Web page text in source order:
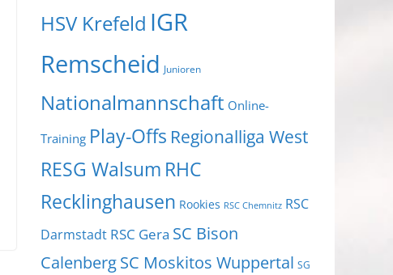
HSV Krefeld IGR
Remscheid Junioren
Nationalmannschaft Online-
Training Play-Offs Regionalliga West
RESG Walsum RHC
Recklinghausen Rookies RSC Chemnitz RSC
Darmstadt RSC Gera SC Bison
CalenbergSC Moskitos Wuppertal SG